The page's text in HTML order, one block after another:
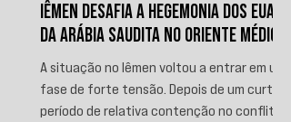
IÊMEN DESAFIA A HEGEMONIA DOS EUA E
DA ARÁBIA SAUDITA NO ORIENTE MÉDIO
A situação no Iêmen voltou a entrar em uma
fase de forte tensão. Depois de um curto
período de relativa contenção no conflito,